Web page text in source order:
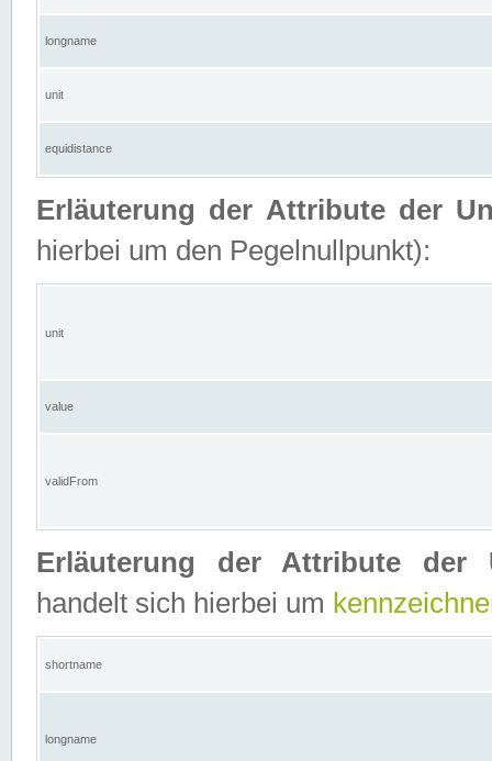
longname
unit
equidistance
Erläuterung der Attribute der
hierbei um den Pegelnullpunkt):
unit
value
validFrom
Erläuterung der Attribute der
handelt sich hierbei um
shortname
longname